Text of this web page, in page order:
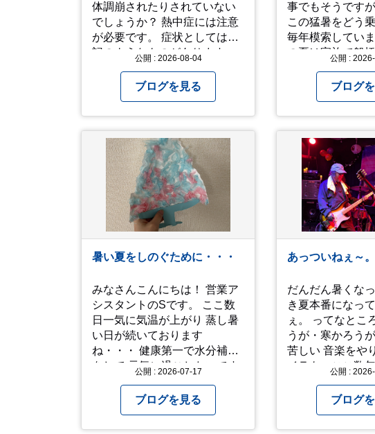
体調崩されたりされていない
でしょうか？ 熱中症には注意
が必要です。 症状としては下
記のようなものがあります。
状2 筋肉痛や筋肉のけいれん
症状3 体のだるさや吐き気 症
状4 汗のかきかたがおかしい
症状5 体温が高い、皮ふの異
常 症状6 呼びかけに反応しな
い、まっすぐ歩けない 症状7
水分補給ができない もし、熱
中症かなと思ったら… □すぐ
に医療機関へ相談、または救
急車を呼びましょう □涼しい
場所へ移動しましょう □衣服
を脱がし、体を冷やして体温
を下げましょう □塩分や水分
命を守って、夏を乗り切りま
しょう！
公開 : 2026-08-04
ブログを見る
事でもそうです
この猛暑をどう
毎年模索しています
の夏は家族で船
いっきり水遊び
た。 2人でびし
ながら沢山遊ん
た。 さて、来年の猛暑はどう
乗り越えるかま
ようと思います
公開 :
ブログ
暑い夏をしのぐために・・・
みなさんこんにちは！ 営業ア
シスタントのSです。 ここ数
日一気に気温が上がり 蒸し暑
い日が続いております
ね・・・ 健康第一で水分補給
をして 元気に過ごしたいです
でもなかなか外遊びが出来ず
工作をしています♪ 他にもおす
すめの過ごし方があったら ぜ
公開 : 2026-07-17
ブログを見る
あっついねぇ～。
だんだん暑くな
き夏本番になっ
ぇ。 ってなところで、暑かろ
うが・寒かろう
苦しい 音楽をやり続けてるオ
イラも、ここ数
は写真と動画上
昨年秋に、娘と
「人間椅子」の
公開 :
ブログ